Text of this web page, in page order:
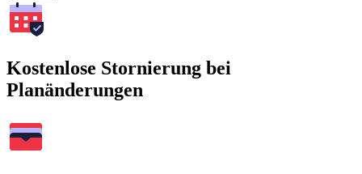
Kostenlose Stornierung bei
Planänderungen